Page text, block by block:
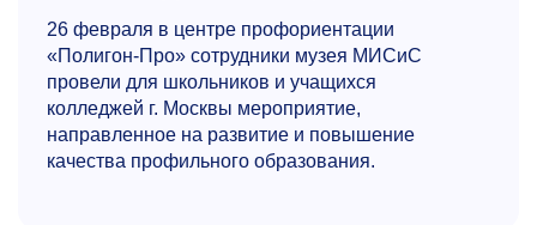
26 февраля в центре профориентации
«Полигон-Про» сотрудники музея МИСиС
провели для школьников и учащихся
колледжей г. Москвы мероприятие,
направленное на развитие и повышение
качества профильного образования.